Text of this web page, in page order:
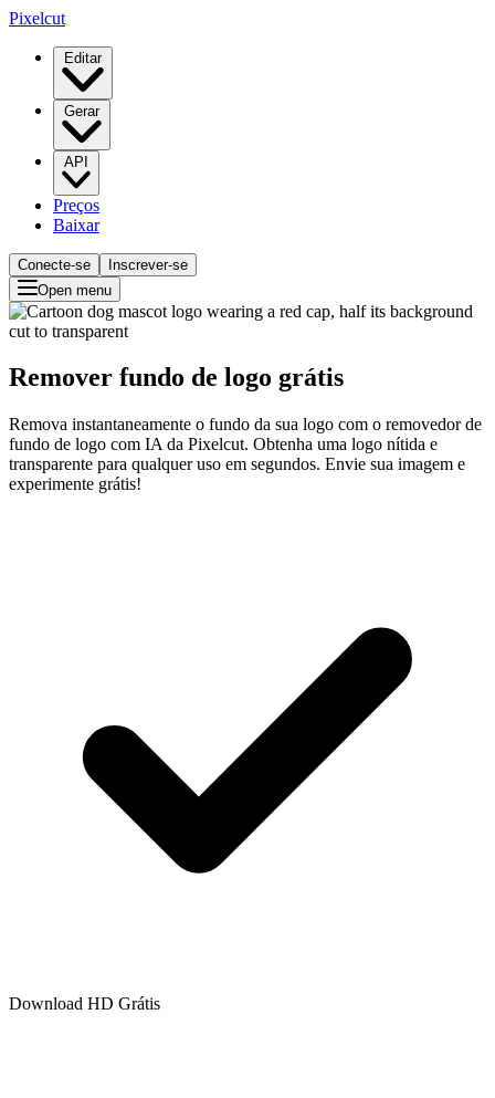
Pixelcut
Editar
Gerar
API
Preços
Baixar
Conecte-se
Inscrever-se
Open menu
Remover fundo de logo grátis
Remova instantaneamente o fundo da sua logo com o removedor de
fundo de logo com IA da Pixelcut. Obtenha uma logo nítida e
transparente para qualquer uso em segundos. Envie sua imagem e
experimente grátis!
Download HD Grátis